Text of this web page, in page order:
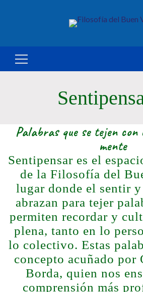
Buscar:
Palabras que se tejen
mente
Sentipensar es el
de la Filosofía del
lugar donde el sentir y
abrazan para tejer
permiten recordar y
plena, tanto en lo
lo colectivo. Estas
concepto acuñado por
Borda, quien nos
comprensión más